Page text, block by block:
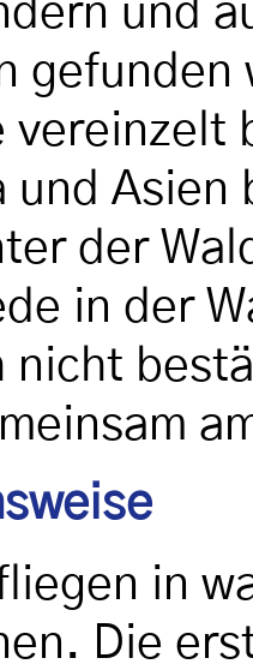
und
vereinzelt
und Asien
der
in der
nicht
in
Die